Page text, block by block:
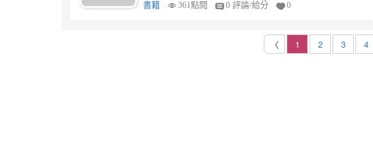
書籍 361點閱 0 評論/給分 0
〈 1 2 3 4